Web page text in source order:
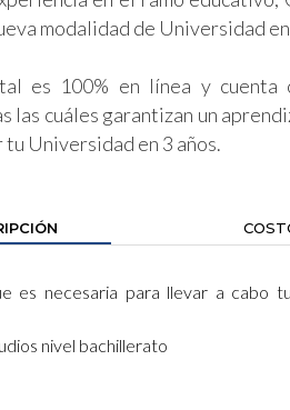
modalidad de Universidad
es 100% en línea y cuenta
las cuáles garantizan un
Universidad en 3 años.
es necesaria para llevar a cabo
nivel bachillerato